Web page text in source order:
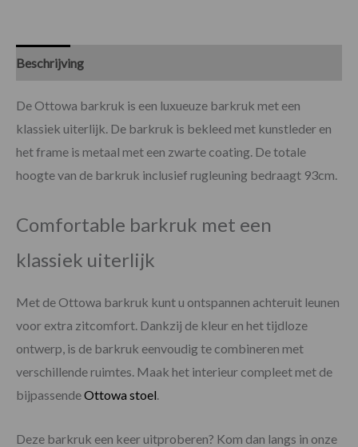
Beschrijving
De Ottowa barkruk is een luxueuze barkruk met een
klassiek uiterlijk. De barkruk is bekleed met kunstleder en
het frame is metaal met een zwarte coating. De totale
hoogte van de barkruk inclusief rugleuning bedraagt 93cm.
Comfortable barkruk met een
klassiek uiterlijk
Met de Ottowa barkruk kunt u ontspannen achteruit leunen
voor extra zitcomfort. Dankzij de kleur en het tijdloze
ontwerp, is de barkruk eenvoudig te combineren met
verschillende ruimtes. Maak het interieur compleet met de
bijpassendeOttowa stoel.
Deze barkruk een keer uitproberen? Kom dan langs in onze